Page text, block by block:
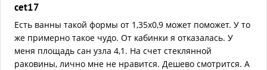
cet17
Есть ванны такой формы от 1,35х0,9 может поможет. У то
же примерно такое чудо. От кабинки я отказалась. У
меня площадь сан узла 4,1. На счет стеклянной
раковины, лично мне не нравится. Дешево смотрится. А